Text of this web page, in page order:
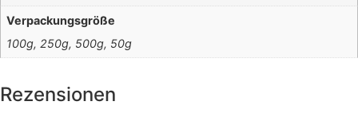
Verpackungsgröße
100g, 250g, 500g, 50g
Rezensionen